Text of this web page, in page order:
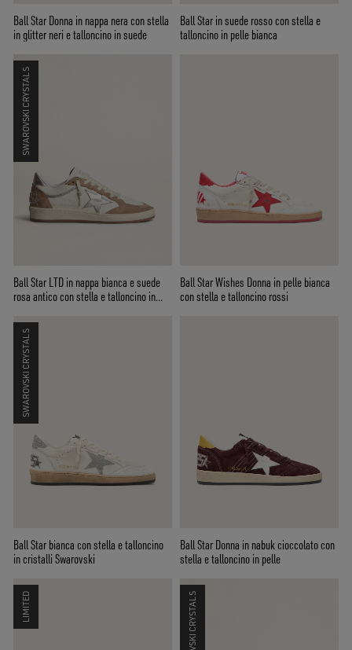
Ball Star Donna in nappa nera con stella
in glitter neri e talloncino in suede
Ball Star in suede rosso con stella e
talloncino in pelle bianca
SWAROVSKI CRYSTALS
Ball Star LTD in nappa bianca e suede
rosa antico con stella e talloncino in
Ball Star Wishes Donna in pelle bianca
con stella e talloncino rossi
SWAROVSKI CRYSTALS
Ball Star bianca con stella e talloncino
in cristalli Swarovski
Ball Star Donna in nabuk cioccolato con
stella e talloncino in pelle
LIMITED